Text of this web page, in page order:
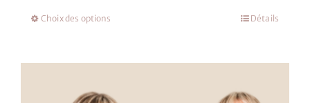
Choix des options
variations.
Détails